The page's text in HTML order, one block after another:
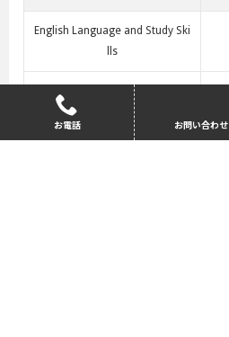
English Language and Study Ski
lls
Quantitative Analysis
Entrepreneusrhip
お電話 お問い合わせ